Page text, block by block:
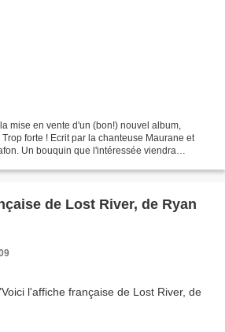
mise en vente d'un (bon!) nouvel album,
forte ! Ecrit par la chanteuse Maurane et
Un bouquin que l'intéressée viendra
de Lost River, de Ryan